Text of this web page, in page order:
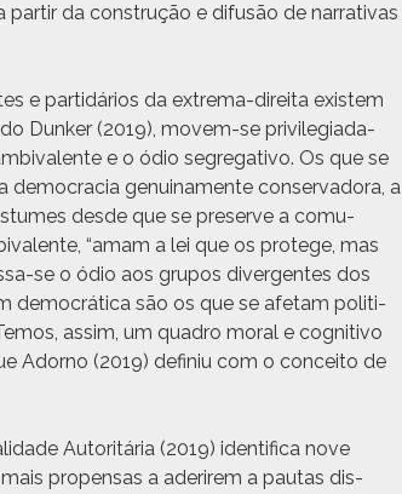
da con­strução e difusão de nar­ra­ti­vas
e par­tidários da extrema-dire­i­ta exis­tem
Dunker (2019), movem-se priv­i­le­giada­
e o ódio seg­rega­ti­vo. Os que se
gen­uina­mente con­ser­vado­ra, a
des­de que se pre­serve a comu­
“amam a lei que os pro­tege, mas
se o ódio aos gru­pos diver­gentes dos
democráti­ca são os que se afe­tam politi­
assim, um quadro moral e cog­ni­ti­vo
Adorno (2019) definiu com o con­ceito de
Autoritária (2019) iden­ti­fi­ca nove
propen­sas a aderirem a pau­tas dis­